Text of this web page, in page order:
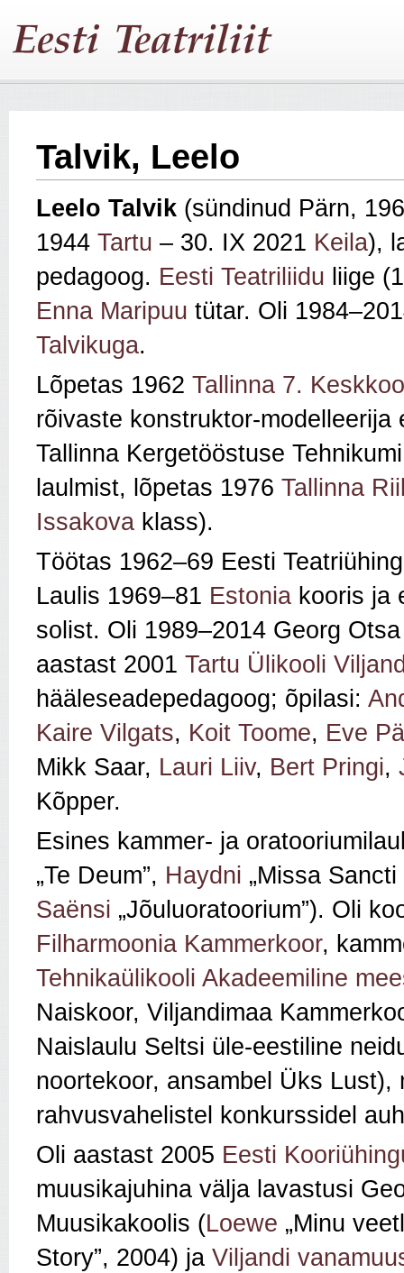
Talvik, Leelo
Leelo Talvik (sündinud Pärn,
1944 Tartu – 30. IX 2021 Keila),
pedagoog. Eesti Teatriliidu liige
Enna Maripuu tütar. Oli
Talvikuga.
Lõpetas 1962 Tallinna 7.
rõivaste konstruktor-modelleerija
Tallinna Kergetööstuse
laulmist, lõpetas 1976 Tallinna
Issakova klass).
Töötas 1962–69 Eesti
Laulis 1969–81 Estonia kooris ja
solist. Oli 1989–2014 Georg
aastast 2001 Tartu Ülikooli
hääleseadepedagoog; õpilasi:
Kaire Vilgats, Koit Toome, Eve
Mikk Saar, Lauri Liiv, Bert Pringi,
Kõpper.
Esines kammer- ja
„Te Deum”, Haydni „Missa
Saënsi „Jõuluoratoorium”). Oli
Filharmoonia Kammerkoor,
Tehnikaülikooli Akadeemiline
Naiskoor, Viljandimaa
Naislaulu Seltsi üle-eestiline
noortekoor, ansambel Üks
rahvusvahelistel konkurssidel
Oli aastast 2005 Eesti
muusikajuhina välja lavastusi
Muusikakoolis (Loewe „Minu
Story”, 2004) ja Viljandi